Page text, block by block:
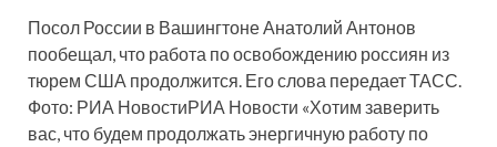
Посол России в Вашингтоне Анатолий Антонов
пообещал, что работа по освобождению россиян из
тюрем США продолжится. Его слова передает ТАСС.
Фото: РИА НовостиРИА Новости «Хотим заверить
вас, что будем продолжать энергичную работу по